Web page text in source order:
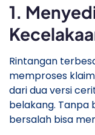
​1.
​Rintangan
memproses
dari dua versi
belakang. Tanpa
bersalah bisa